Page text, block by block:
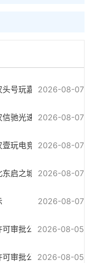
公众聚集文化经营场所公示（武汉头号玩嘉网吧合伙企业（普通合伙））
2026-08-07
公众聚集文化经营场所公示（武汉信驰光速信息科技有限公司）
2026-08-07
公众聚集文化经营场所公示（武汉壹玩电竞发展有限公司）
2026-08-07
公众聚集文化经营场所公示（湖北东启之城网吧有限公司）
2026-08-07
2026-08-07
审批公示2026-08-05
审批公示2026-08-05